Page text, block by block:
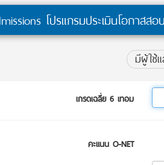
โปรแกรมประเมินโอกาสส
มีผู้ใช้แ
เกรดเฉลี่ย 6 เทอม
คะแนน O-NET